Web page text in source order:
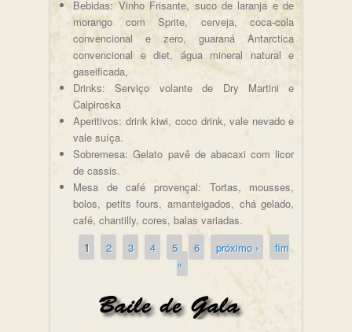
Bebidas: Vinho Frisante, suco de laranja e de
morango com Sprite, cerveja, coca-cola
convencional e zero, guaraná Antarctica
convencional e diet, água mineral natural e
gaseificada,
Drinks: Serviço volante de Dry Martini e
Caipiroska
Aperitivos: drink kiwi, coco drink, vale nevado e
vale suíça.
Sobremesa: Gelato pavê de abacaxi com licor
de cassis.
Mesa de café provençal: Tortas, mousses,
bolos, petits fours, amanteigados, chá gelado,
café, chantilly, cores, balas variadas.
Páginas
1 2 3 4 5 6 próximo ›
fim
»